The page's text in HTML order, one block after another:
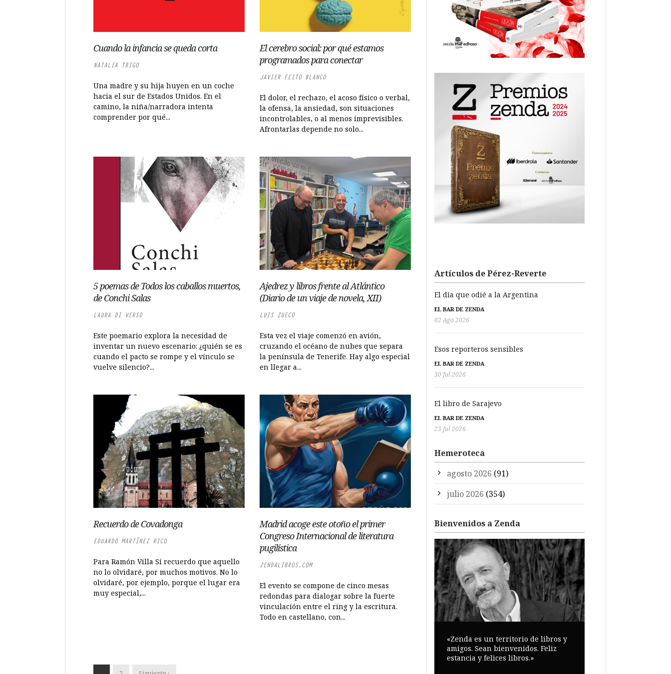
Cuando la infancia se queda corta
NATALIA TRIGO
Una madre y su hija huyen en un coche
hacia el sur de Estados Unidos. En el
camino, la niña/narradora intenta
comprender por qué...
El cerebro social: por qué estamos
programados para conectar
JAVIER FEITO BLANCO
El dolor, el rechazo, el acoso físico o verbal,
la ofensa, la ansiedad, son situaciones
incontrolables, o al menos imprevisibles.
Afrontarlas depende no solo...
5 poemas de Todos los caballos muertos,
de Conchi Salas
LAURA DI VERSO
Este poemario explora la necesidad de
inventar un nuevo escenario: ¿quién se es
cuando el pacto se rompe y el vínculo se
vuelve silencio?...
Ajedrez y libros frente al Atlántico
(Diario de un viaje de novela, XII)
LUIS ZUECO
Esta vez el viaje comenzó en avión,
cruzando el océano de nubes que separa
la península de Tenerife. Hay algo especial
en llegar a...
Recuerdo de Covadonga
EDUARDO MARTÍNEZ RICO
Para Ramón Villa Sí recuerdo que aquello
no lo olvidaré, por muchos motivos. No lo
olvidaré, por ejemplo, porque el lugar era
muy especial,...
Madrid acoge este otoño el primer
Congreso Internacional de literatura
pugilística
ZENDALIBROS.COM
El evento se compone de cinco mesas
redondas para dialogar sobre la fuerte
vinculación entre el ring y la escritura.
Todo en castellano, con...
Artículos de Pérez-Reverte
El día que odié a la Argentina
EL BAR DE ZENDA
02 Ago 2026
Esos reporteros sensibles
EL BAR DE ZENDA
30 Jul 2026
El libro de Sarajevo
EL BAR DE ZENDA
23 Jul 2026
Hemeroteca
agosto 2026 (91)
julio 2026 (354)
Bienvenidos a Zenda
«Zenda es un territorio de libros y
amigos. Sean bienvenidos. Feliz
estancia y felices libros.»